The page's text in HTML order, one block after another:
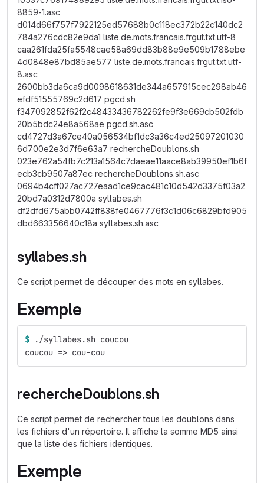
8859-1.asc
d014d66f757f7922125ed57688b0c118ec372b22c140dc2
784a276cdc82e9da1 liste.de.mots.francais.frgut.txt.utf-8
caa261fda25fa5548cae58a69dd83b88e9e509b1788ebe
4d0848e87bd85ae577 liste.de.mots.francais.frgut.txt.utf-
8.asc
2600bb3da6ca9d0098618631de344a657915cec298ab46
efdf51555769c2d617 pgcd.sh
f347092852f62f2c48433436782262fe9f3e669cb502fdb
20b5bdc24e8a568ae pgcd.sh.asc
cd4727d3a67ce40a056534bf1dc3a36c4ed25097201030
6d700e2e3d7f6e63a7 rechercheDoublons.sh
023e762a54fb7c213a1564c7daeae11aace8ab39950ef1b6f
ecb3cb9507a87ec rechercheDoublons.sh.asc
0694b4cff027ac727eaad1ce9cac481c10d542d3375f03a2
20bd7a0312d7800a syllabes.sh
df2dfd675abb0742ff838fe0467776f3c1d06c6829bfd905
dbd663356640c18a syllabes.sh.asc
syllabes.sh
Ce script permet de découper des mots en syllabes.
Exemple
$
./syllabes.sh coucou
coucou => cou-cou
rechercheDoublons.sh
Ce script permet de rechercher tous les doublons dans
les fichiers d'un répertoire. Il affiche la somme MD5 ainsi
que la liste des fichiers identiques.
Exemple